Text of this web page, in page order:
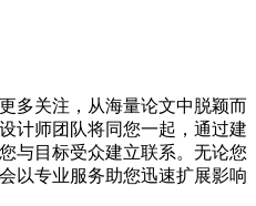
多关注，从海量论文中脱颖而
计师团队将同您一起，通过建
与目标受众建立联系。无论您
以专业服务助您迅速扩展影响